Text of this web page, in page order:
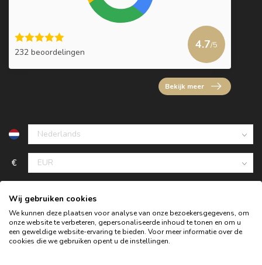
232 beoordelingen
4.7/5
Bekijk meer
€
Wij gebruiken cookies
We kunnen deze plaatsen voor analyse van onze bezoekersgegevens, om
onze website te verbeteren, gepersonaliseerde inhoud te tonen en om u
een geweldige website-ervaring te bieden. Voor meer informatie over de
cookies die we gebruiken opent u de instellingen.